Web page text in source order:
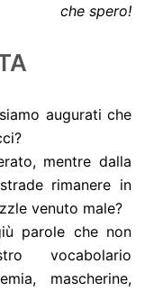
che spero!
augurati che
mentre dalla
rimanere in
venuto male?
parole che non
vocabolario
mascherine,